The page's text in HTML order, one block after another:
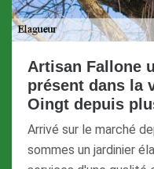
Artisan Fallone
présent dans la
Oingt depuis
Arrivé sur le marché
sommes un jardinier